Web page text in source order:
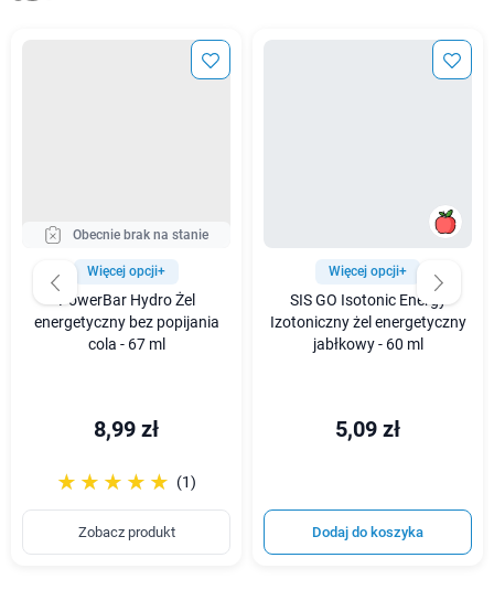
Obecnie brak na stanie
Więcej opcji+
PowerBar Hydro Żel
energetyczny bez popijania
cola - 67 ml
8,99 zł
☆☆☆☆☆
★★★★★ (1)
Zobacz produkt
Więcej opcji+
SIS GO Isotonic Energy
Izotoniczny żel energetyczny
jabłkowy - 60 ml
5,09 zł
Dodaj do koszyka